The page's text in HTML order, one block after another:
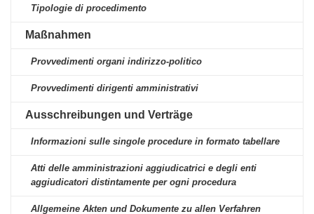
Tipologie di procedimento
Maßnahmen
Provvedimenti organi indirizzo-politico
Provvedimenti dirigenti amministrativi
Ausschreibungen und Verträge
Informazioni sulle singole procedure in formato tabellare
Atti delle amministrazioni aggiudicatrici e degli enti
aggiudicatori distintamente per ogni procedura
Allgemeine Akten und Dokumente zu allen Verfahren